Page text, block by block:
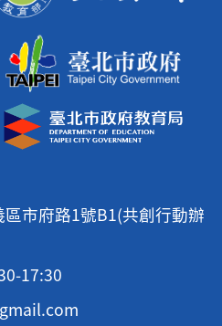
市府路1號B1(共創行動辦
17:30